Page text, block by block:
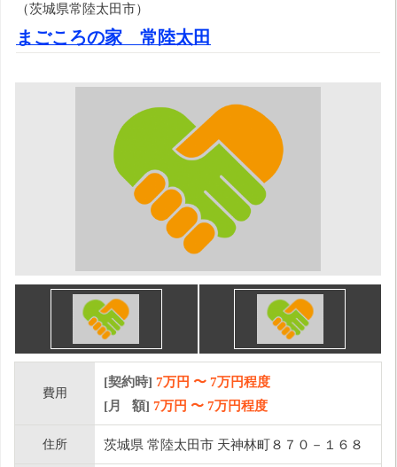
（茨城県常陸太田市）
まごころの家 常陸太田
費用
[契約時] 7万円 〜 7万円程度
[月 額] 7万円 〜 7万円程度
住所 茨城県 常陸太田市 天神林町８７０－１６８